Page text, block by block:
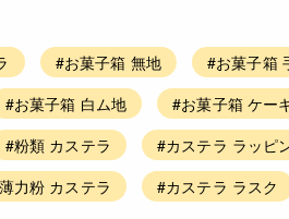
#お菓子箱 無地 #お菓子箱
#お菓子箱 白ム地 #お菓子箱 ケー
#粉類 カステラ #カステラ ラッピ
力粉 カステラ #カステラ ラスク